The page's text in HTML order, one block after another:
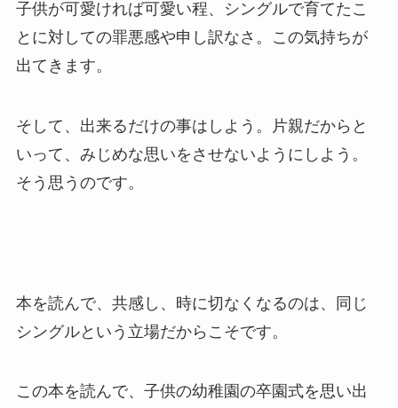
子供が可愛ければ可愛い程、シングルで育てたこ
とに対しての罪悪感や申し訳なさ。この気持ちが
出てきます。
そして、出来るだけの事はしよう。片親だからと
いって、みじめな思いをさせないようにしよう。
そう思うのです。
本を読んで、共感し、時に切なくなるのは、同じ
シングルという立場だからこそです。
この本を読んで、子供の幼稚園の卒園式を思い出